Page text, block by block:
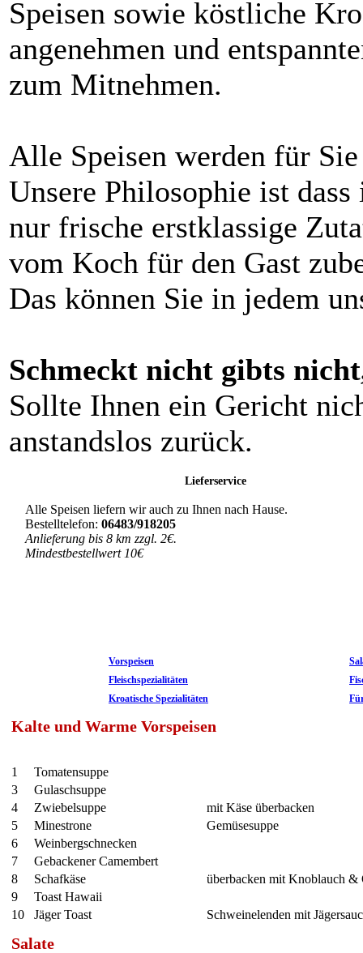
Speisen sowie köstliche
angenehmen und
zum Mitnehmen.
Alle Speisen werden für
Unsere Philosophie ist
nur frische erstklassige
vom Koch für den Gast
Das können Sie in jedem
Schmeckt nicht gibts
Sollte Ihnen ein Gericht
anstandslos zurück.
Lieferservice
Alle Speisen liefern wir auch zu Ihnen nach Hause.
Bestelltelefon: 06483/918205
Anlieferung bis 8 km zzgl. 2€.
Mindestbestellwert 10€
Vorspeisen
Fleischspezialitäten
Kroatische Spezialitäten
Kalte und Warme Vorspeisen
1
Tomatensuppe
3
Gulaschsuppe
4
Zwiebelsuppe
mit Käse überbacken
5
Minestrone
Gemüsesuppe
6
Weinbergschnecken
7
Gebackener Camembert
8
Schafkäse
überbacken mit Knoblauch &
9
Toast Hawaii
10
Jäger Toast Schweinelenden mit
Salate